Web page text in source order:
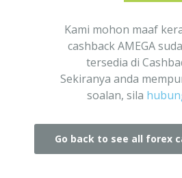
Kami mohon maaf
cashback AMEGA
tersedia di
Sekiranya anda
soalan, sila
Go back to see all forex